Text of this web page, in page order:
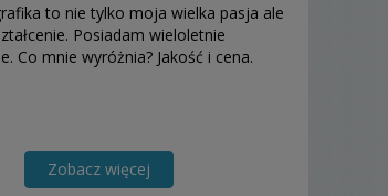
to nie tylko moja wielka pasja ale
Posiadam wieloletnie
Co mnie wyróżnia? Jakość i cena.
Zobacz więcej